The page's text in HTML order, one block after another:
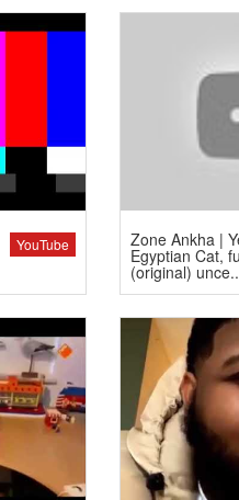
YouTube Zone Ankha |
Egyptian Cat,
(original) unce..